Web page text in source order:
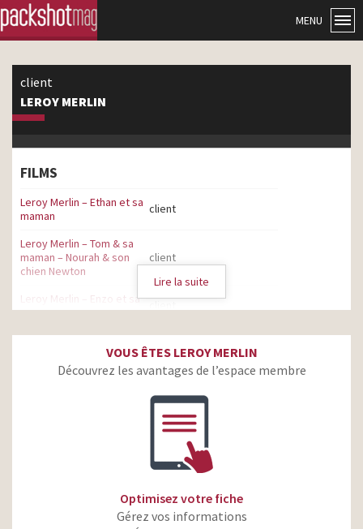
MENU
client
LEROY MERLIN
FILMS
Leroy Merlin – Ethan et sa
maman
client
Leroy Merlin – Tom & sa
maman – Nourah & son
chien Newton
client
Leroy Merlin – Enzo et sa
fille Paloma
Leroy Merlin – 100 ans
client
Leroy Merlin – On peut
client
client
Leroy Merlin – Rien n’est
Lire la suite
VOUS ÊTES LEROY MERLIN
Découvrez les avantages de l’espace membre
Optimisez votre fiche
Gérez vos informations